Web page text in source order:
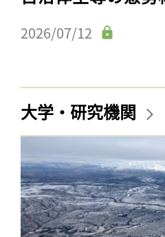
2026/07/12
大学・研究機関